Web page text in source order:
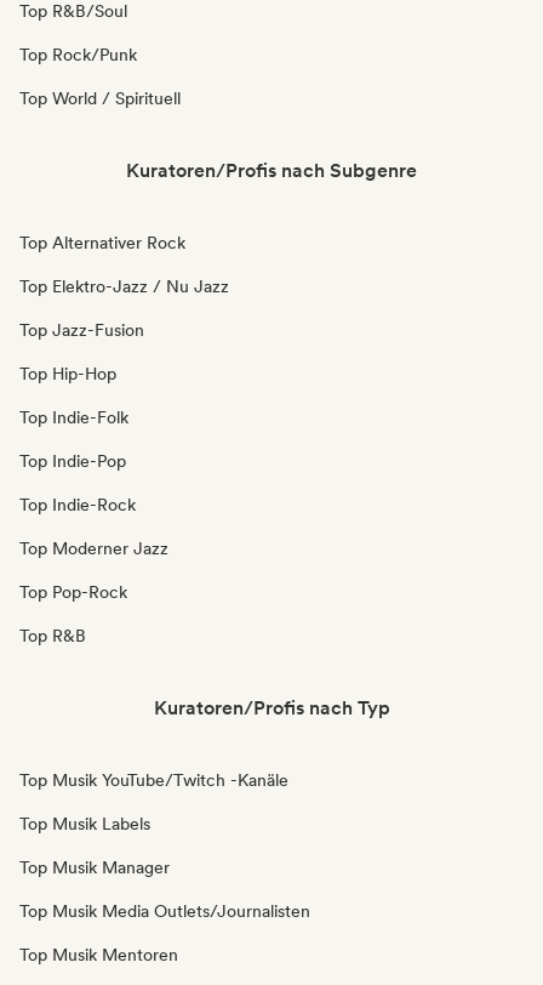
Top R&B/Soul
Top Rock/Punk
Top World / Spirituell
Kuratoren/Profis nach Subgenre
Top Alternativer Rock
Top Elektro-Jazz / Nu Jazz
Top Jazz-Fusion
Top Hip-Hop
Top Indie-Folk
Top Indie-Pop
Top Indie-Rock
Top Moderner Jazz
Top Pop-Rock
Top R&B
Kuratoren/Profis nach Typ
Top Musik YouTube/Twitch -Kanäle
Top Musik Labels
Top Musik Manager
Top Musik Media Outlets/Journalisten
Top Musik Mentoren